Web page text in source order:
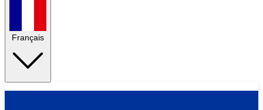
Français